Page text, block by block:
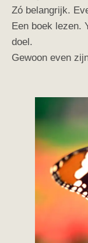
Zó belangrijk.
Een boek lezen.
doel.
Gewoon even